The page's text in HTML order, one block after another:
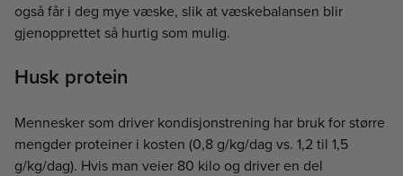
også får i deg mye væske, slik at væskebalansen blir
gjenopprettet så hurtig som mulig.
Husk protein
Mennesker som driver kondisjonstrening har bruk for større
mengder proteiner i kosten (0,8 g/kg/dag vs. 1,2 til 1,5
g/kg/dag). Hvis man veier 80 kilo og driver en del